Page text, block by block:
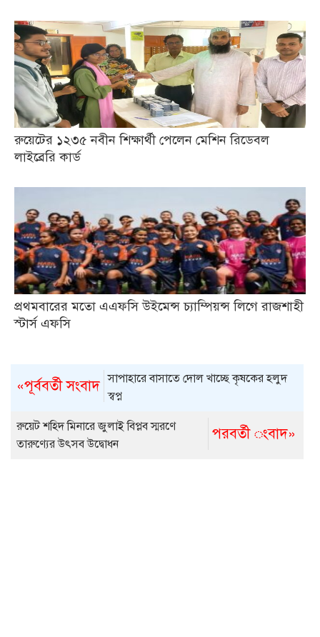
রুয়েটের ১২৩৫ নবীন শিক্ষার্থী পেলেন মেশিন রিডেবল
লাইব্রেরি কার্ড
প্রথমবারের মতো এএফসি উইমেন্স চ্যাম্পিয়ন্স লিগে রাজশাহী
স্টার্স এফসি
«পূর্ববর্তী সংবাদ সাপাহারে বাসাতে দোল খাচ্ছে কৃষকের হলুদ
স্বপ্ন
পরবর্তী ংবাদ»
রুয়েট শহিদ মিনারে জুলাই বিপ্লব স্মরণে
তারুণ্যের উৎসব উদ্বোধন